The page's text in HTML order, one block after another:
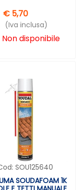
€ 5,70
(Iva inclusa)
Non disponibile
SOU125640
SOUDAFOAM 1K